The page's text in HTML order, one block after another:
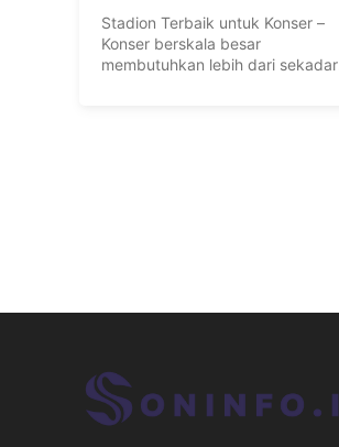
Stadion Terbaik untuk Konser –
Konser berskala besar
membutuhkan lebih dari sekadar